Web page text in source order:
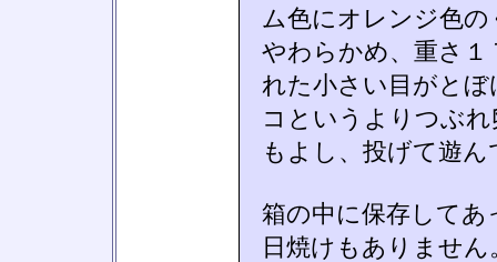
ム色にオレンジ色
やわらかめ、重さ１
れた小さい目がと
コというよりつぶ
もよし、投げて遊ん
箱の中に保存してあ
日焼けもありません